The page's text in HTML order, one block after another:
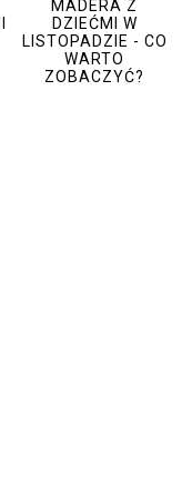
MADERA Z
DZIEĆMI W
LISTOPADZIE - CO
WARTO
ZOBACZYĆ?